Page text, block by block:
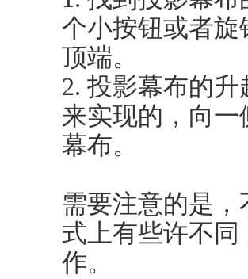
个小按钮或者
顶端。
2. 投影幕布的
来实现的，向
幕布。
需要注意的是
式上有些许不
作。